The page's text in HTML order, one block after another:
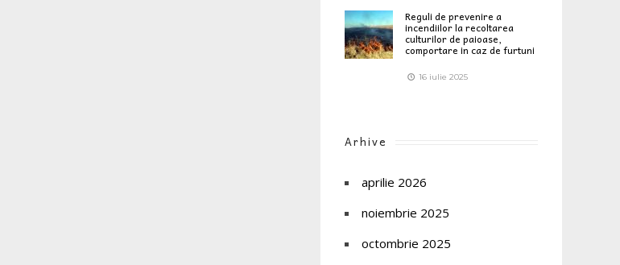
Reguli de prevenire a
incendiilor la recoltarea
culturilor de paioase,
comportare in caz de furtuni
16 iulie 2025
Arhive
aprilie 2026
noiembrie 2025
octombrie 2025